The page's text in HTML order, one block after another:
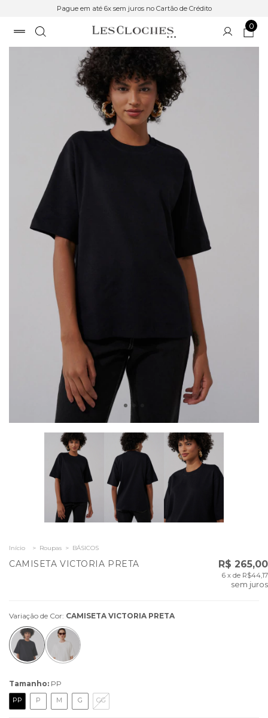
Pague em até 6x sem juros no Cartão de Crédito
0
Início > Roupas > BÁSICOS
CAMISETA VICTORIA PRETA R$ 265,00
6 x de R$44,17
sem juros
Variação de Cor: CAMISETA VICTORIA PRETA
Tamanho: PP
PP P M G GG